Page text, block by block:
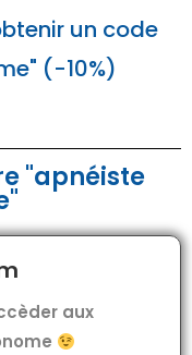
un code
(-10%)
"apnéiste
aux